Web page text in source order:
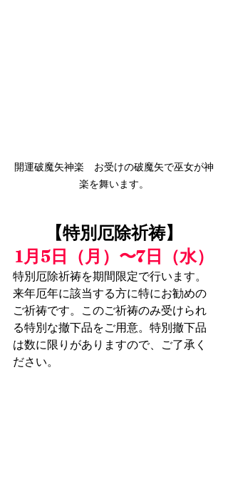
開運破魔矢神楽　お受けの破魔矢で巫女が神
楽を舞います。
【特別厄除祈祷】
1月5日（月）〜7日（水）
特別厄除祈祷を期間限定で行います。
来年厄年に該当する方に特にお勧めの
ご祈祷です。このご祈祷のみ受けられ
る特別な撤下品をご用意。特別撤下品
は数に限りがありますので、ご了承く
ださい。